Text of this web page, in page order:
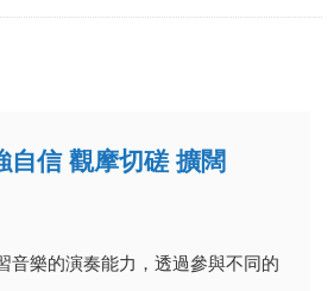
自信 觀摩切磋 擴闊
音樂的演奏能力，透過參與不同的